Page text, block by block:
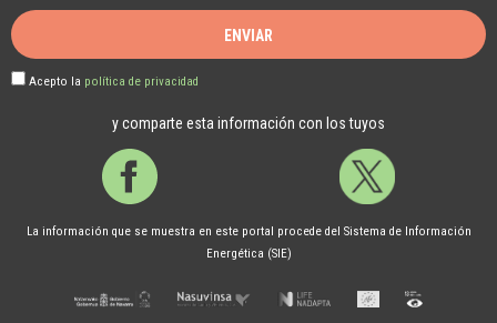
Acepto la política de privacidad
y comparte esta información con los tuyos
La información que se muestra en este portal procede del Sistema de Información
Energética (SIE)